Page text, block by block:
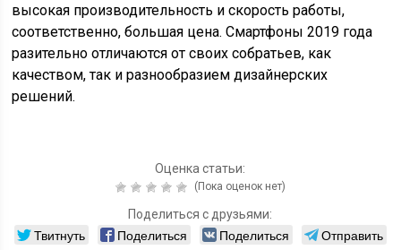
высокая производительность и скорость работы,
соответственно, большая цена. Смартфоны 2019 года
разительно отличаются от своих собратьев, как
качеством, так и разнообразием дизайнерских
решений.
Оценка статьи:
(Пока оценок нет)
Поделиться с друзьями:
Твитнуть Поделиться Поделиться
Отправить